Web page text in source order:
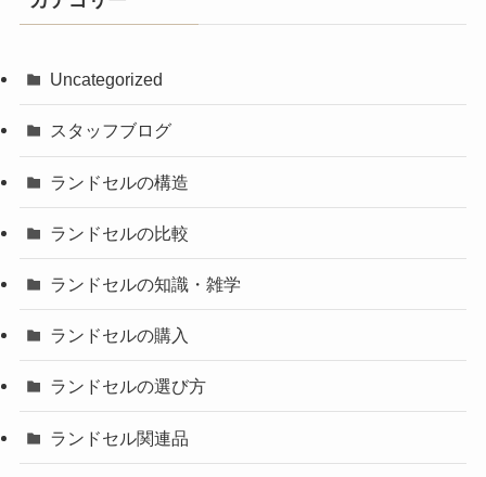
Uncategorized
スタッフブログ
ランドセルの構造
ランドセルの比較
ランドセルの知識・雑学
ランドセルの購入
ランドセルの選び方
ランドセル関連品